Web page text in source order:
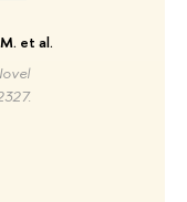
et al.